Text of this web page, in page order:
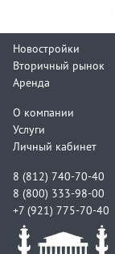
Новостройки
Вторичный рынок
Аренда
О компании
Услуги
Личный кабинет
8 (812) 740-70-40
8 (800) 333-98-00
+7 (921) 775-70-40